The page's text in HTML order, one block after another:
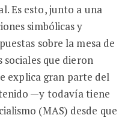
Es esto, junto a una
simbólicas y
sobre la mesa de
sociales que dieron
explica gran parte del
—y todavía tiene
(MAS) desde que